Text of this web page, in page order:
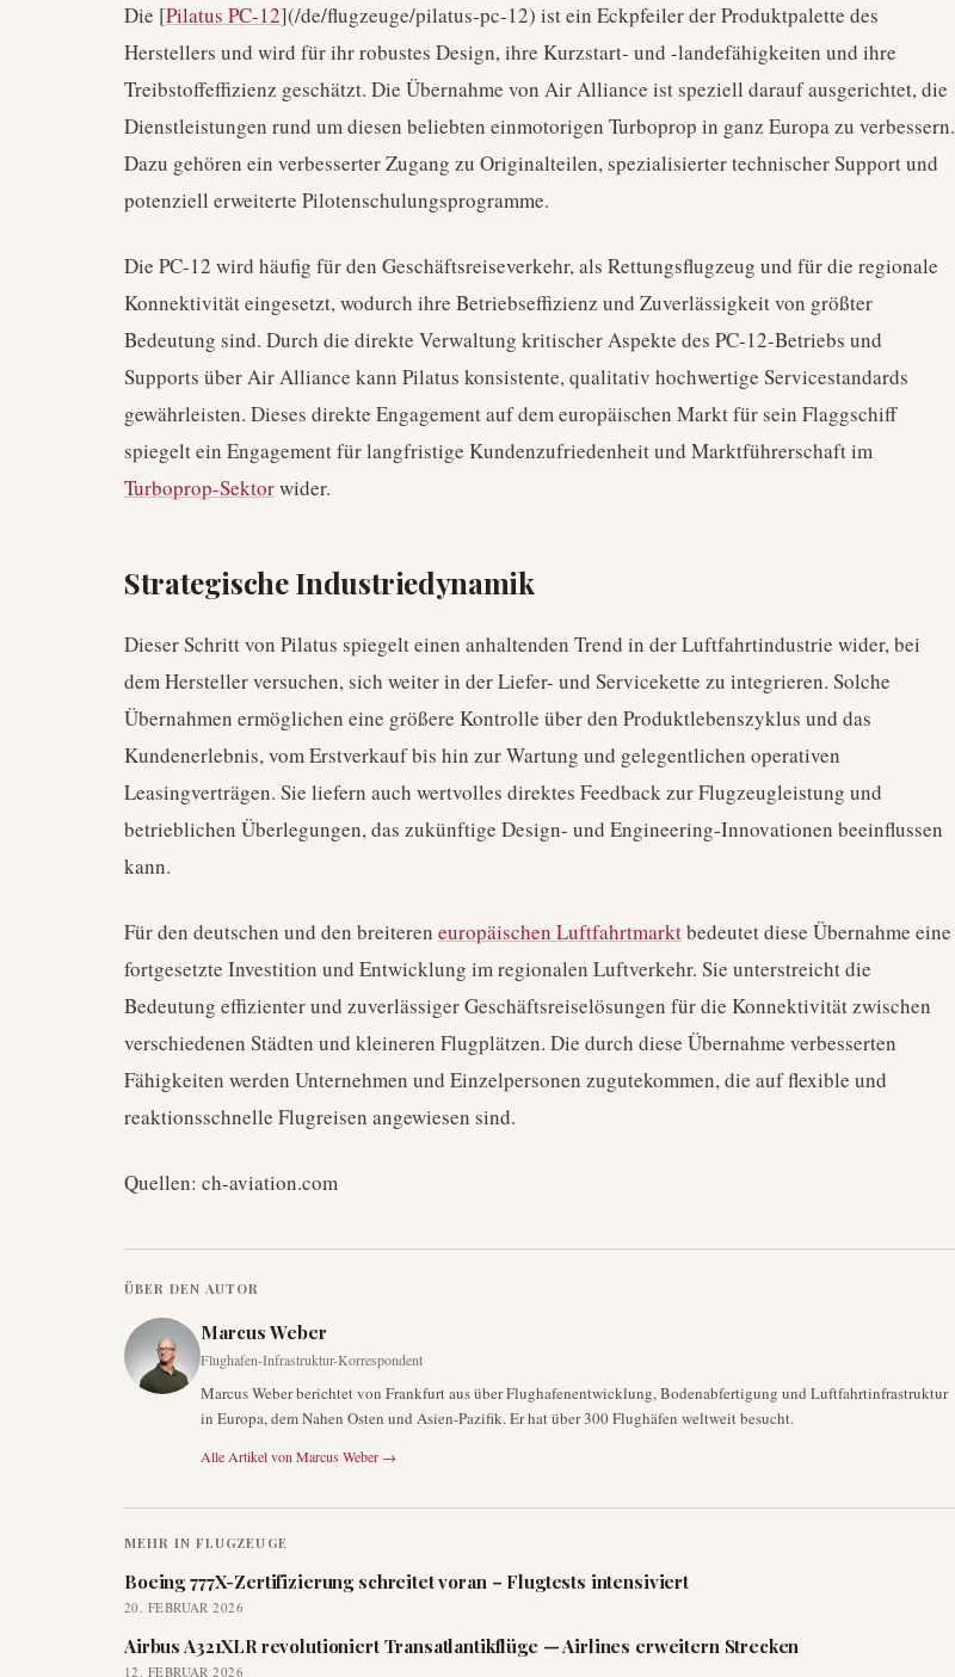
Die [Pilatus PC-12](/de/flugzeuge/pilatus-pc-12) ist ein Eckpfeiler der Produktpalette des
Herstellers und wird für ihr robustes Design, ihre Kurzstart- und -landefähigkeiten und ihre
Treibstoffeffizienz geschätzt. Die Übernahme von Air Alliance ist speziell darauf ausgerichtet, die
Dienstleistungen rund um diesen beliebten einmotorigen Turboprop in ganz Europa zu verbessern.
Dazu gehören ein verbesserter Zugang zu Originalteilen, spezialisierter technischer Support und
potenziell erweiterte Pilotenschulungsprogramme.
Die PC-12 wird häufig für den Geschäftsreiseverkehr, als Rettungsflugzeug und für die regionale
Konnektivität eingesetzt, wodurch ihre Betriebseffizienz und Zuverlässigkeit von größter
Bedeutung sind. Durch die direkte Verwaltung kritischer Aspekte des PC-12-Betriebs und
Supports über Air Alliance kann Pilatus konsistente, qualitativ hochwertige Servicestandards
gewährleisten. Dieses direkte Engagement auf dem europäischen Markt für sein Flaggschiff
spiegelt ein Engagement für langfristige Kundenzufriedenheit und Marktführerschaft im
Turboprop-Sektorwider.
Strategische Industriedynamik
Dieser Schritt von Pilatus spiegelt einen anhaltenden Trend in der Luftfahrtindustrie wider, bei
dem Hersteller versuchen, sich weiter in der Liefer- und Servicekette zu integrieren. Solche
Übernahmen ermöglichen eine größere Kontrolle über den Produktlebenszyklus und das
Kundenerlebnis, vom Erstverkauf bis hin zur Wartung und gelegentlichen operativen
Leasingverträgen. Sie liefern auch wertvolles direktes Feedback zur Flugzeugleistung und
betrieblichen Überlegungen, das zukünftige Design- und Engineering-Innovationen beeinflussen
kann.
Für den deutschen und den breiteren europäischen Luftfahrtmarktbedeutet diese Übernahme eine
fortgesetzte Investition und Entwicklung im regionalen Luftverkehr. Sie unterstreicht die
Bedeutung effizienter und zuverlässiger Geschäftsreiselösungen für die Konnektivität zwischen
verschiedenen Städten und kleineren Flugplätzen. Die durch diese Übernahme verbesserten
Fähigkeiten werden Unternehmen und Einzelpersonen zugutekommen, die auf flexible und
reaktionsschnelle Flugreisen angewiesen sind.
Quellen: ch-aviation.com
ÜBER DEN AUTOR
Marcus Weber
Flughafen-Infrastruktur-Korrespondent
Marcus Weber berichtet von Frankfurt aus über Flughafenentwicklung, Bodenabfertigung und Luftfahrtinfrastruktur
in Europa, dem Nahen Osten und Asien-Pazifik. Er hat über 300 Flughäfen weltweit besucht.
Alle Artikel von Marcus Weber →
MEHR IN FLUGZEUGE
Boeing 777X-Zertifizierung schreitet voran – Flugtests intensiviert
20. FEBRUAR 2026
Airbus A321XLR revolutioniert Transatlantikflüge — Airlines erweitern Strecken
12. FEBRUAR 2026